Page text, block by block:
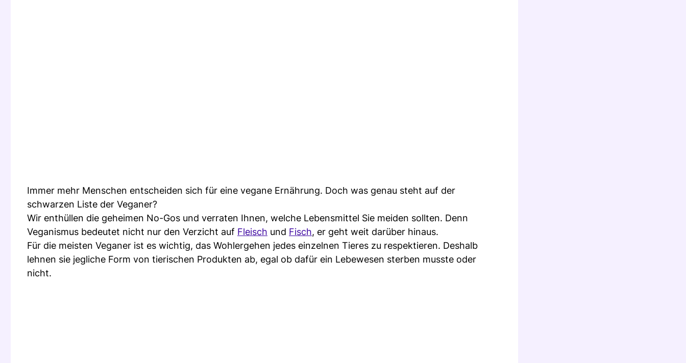
Immer mehr Menschen entscheiden sich für eine vegane Ernährung. Doch was genau steht auf der
schwarzen Liste der Veganer?
Wir enthüllen die geheimen No-Gos und verraten Ihnen, welche Lebensmittel Sie meiden sollten. Denn
Veganismus bedeutet nicht nur den Verzicht auf Fleisch und Fisch, er geht weit darüber hinaus.
Für die meisten Veganer ist es wichtig, das Wohlergehen jedes einzelnen Tieres zu respektieren. Deshalb
lehnen sie jegliche Form von tierischen Produkten ab, egal ob dafür ein Lebewesen sterben musste oder
nicht.